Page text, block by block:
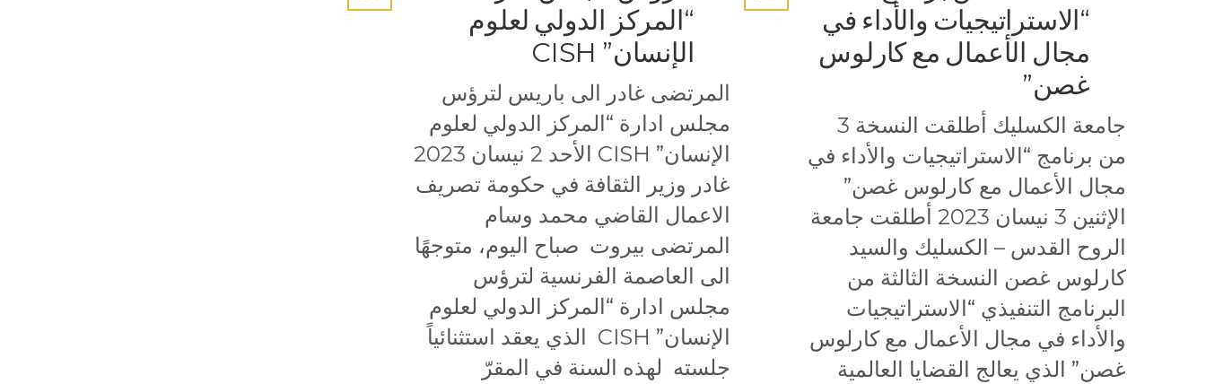
“الاستراتيجيات والأداء في
مجال الأعمال مع كارلوس
غصن”
جامعة الكسليك أطلقت النسخة 3
من برنامج “الاستراتيجيات والأداء في
مجال الأعمال مع كارلوس غصن”
الإثنين 3 نيسان 2023 أطلقت جامعة
الروح القدس – الكسليك والسيد
كارلوس غصن النسخة الثالثة من
البرنامج التنفيذي “الاستراتيجيات
والأداء في مجال الأعمال مع كارلوس
غصن” الذي يعالج القضايا العالمية
“المركز الدولي لعلوم
الإنسان” CISH
المرتضى غادر الى باريس لترؤس
مجلس ادارة “المركز الدولي لعلوم
الإنسان” CISH الأحد 2 نيسان 2023
غادر وزير الثقافة في حكومة تصريف
الاعمال القاضي محمد وسام
المرتضى بيروت صباح اليوم، متوجهًا
الى العاصمة الفرنسية لترؤس
مجلس ادارة “المركز الدولي لعلوم
الإنسان” CISH الذي يعقد استثنائياً
جلسته لهذه السنة في المقرّ